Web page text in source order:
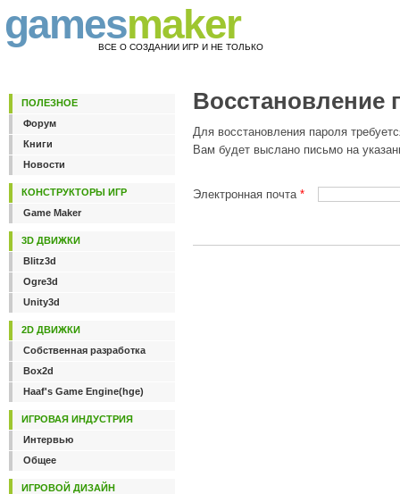
gamesmaker
ВСЕ О СОЗДАНИИ ИГР И НЕ ТОЛЬКО
Восстановление
Для восстановления пароля
Вам будет выслано письмо на
Электронная почта *
ПОЛЕЗНОЕ
Форум
Книги
Новости
КОНСТРУКТОРЫ ИГР
Game Maker
3D ДВИЖКИ
Blitz3d
Ogre3d
Unity3d
2D ДВИЖКИ
Собственная разработка
Box2d
Haaf's Game Engine(hge)
ИГРОВАЯ ИНДУСТРИЯ
Интервью
Общее
ИГРОВОЙ ДИЗАЙН